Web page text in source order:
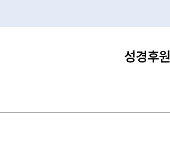
성경후